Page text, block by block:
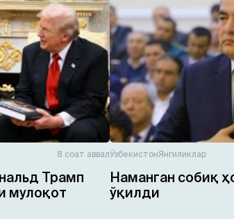
8 соат аввал
Трамп
мулоқот
ЎзбекистонЯнгиликлар
Наманган собиқ
ўқилди